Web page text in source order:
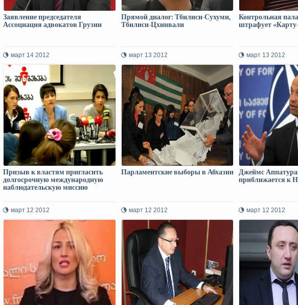
Заявление председателя
Ассоциация адвокатов Грузии
март 14 2012
Прямой диалог: Тбилиси-Сухуми,
Тбилиси-Цхинвали
март 13 2012
Контрольная
штрафует
март 13 2012
Призыв к властям пригласить
долгосрочную международную
наблюдательскую миссию
март 12 2012
Парламентские выборы в Абхазии
март 12 2012
Джеймс
приближается к
март 12 2012